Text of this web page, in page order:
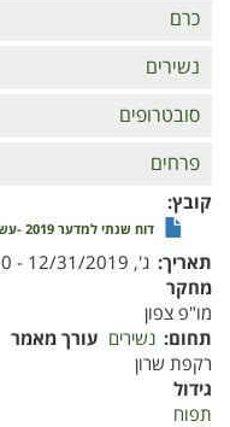
כרם
נשירים
סובטרופים
פרחים
קובץ
דוח שנתי למדער 2019 -עש התפוח
תאריך ג', 12/31/2019 - 12:00
מחקר
מו"פ צפון
תחום נשירים עורך מאמר
רקפת שרון
גידול
תפוח